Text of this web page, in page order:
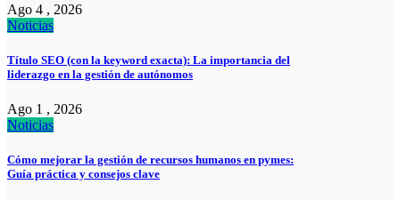
Ago 4 , 2026
Noticias
Título SEO (con la keyword exacta): La importancia del
liderazgo en la gestión de autónomos
Ago 1 , 2026
Noticias
Cómo mejorar la gestión de recursos humanos en pymes:
Guía práctica y consejos clave